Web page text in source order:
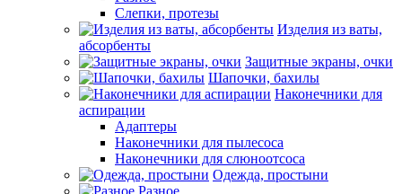
Слепки, протезы
Изделия из ваты,
абсорбенты
Защитные экраны, очки
Шапочки, бахилы
Наконечники для
аспирации
Адаптеры
Наконечники для пылесоса
Наконечники для слюноотсоса
Одежда, простыни
Разное